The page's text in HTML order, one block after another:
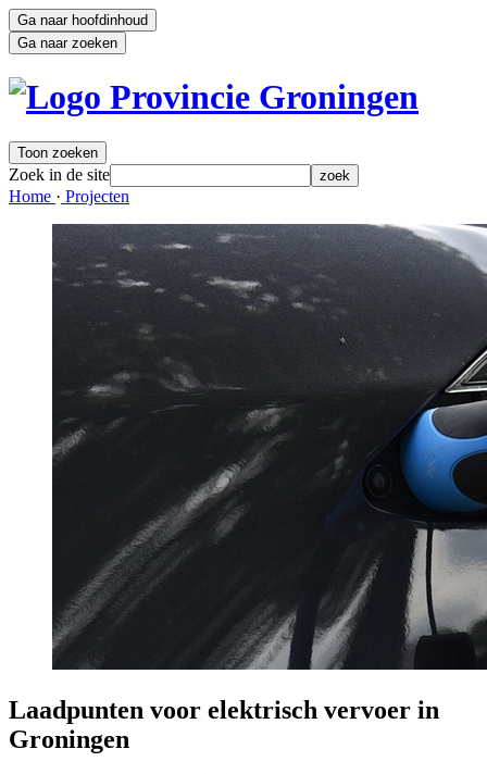
Ga naar hoofdinhoud
Ga naar zoeken
Toon zoeken
Zoek in de site zoek
Home · Projecten
Laadpunten voor elektrisch vervoer in
Groningen